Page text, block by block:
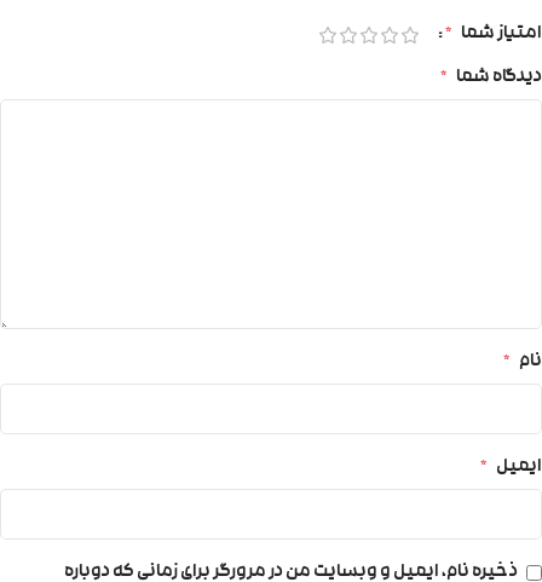
امتیاز شما *
دیدگاه شما *
نام *
ایمیل *
ذخیره نام، ایمیل و وبسایت من در مرورگر برای زمانی که دوباره